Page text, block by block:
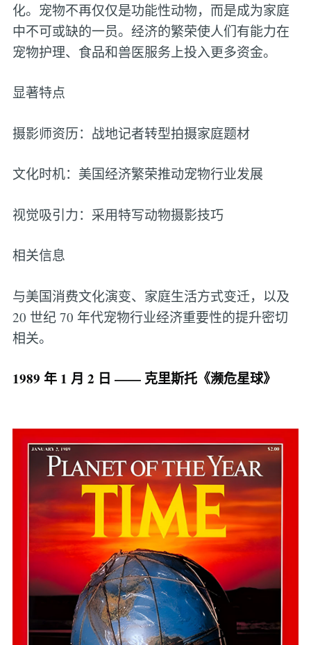
化。宠物不再仅仅是功能性动物，而是成为家庭
中不可或缺的一员。经济的繁荣使人们有能力在
宠物护理、食品和兽医服务上投入更多资金。
显著特点
摄影师资历：战地记者转型拍摄家庭题材
文化时机：美国经济繁荣推动宠物行业发展
视觉吸引力：采用特写动物摄影技巧
相关信息
与美国消费文化演变、家庭生活方式变迁，以及
20 世纪 70 年代宠物行业经济重要性的提升密切
相关。
1989 年 1 月 2 日 —— 克里斯托《濒危星球》